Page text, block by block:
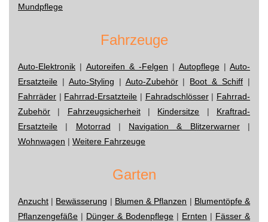
Mundpflege
Fahrzeuge
Auto-Elektronik | Autoreifen & -Felgen | Autopflege| Auto-
Ersatzteile | Auto-Styling | Auto-Zubehör| Boot & Schiff |
Fahrräder | Fahrrad-Ersatzteile | Fahradschlösser| Fahrrad-
Zubehör | Fahrzeugsicherheit| Kindersitze | Kraftrad-
Ersatzteile | Motorrad | Navigation & Blitzerwarner|
Wohnwagen | Weitere Fahrzeuge
Garten
Anzucht | Bewässerung | Blumen & Pflanzen | Blumentöpfe &
Pflanzengefäße | Dünger & Bodenpflege | Ernten | Fässer &